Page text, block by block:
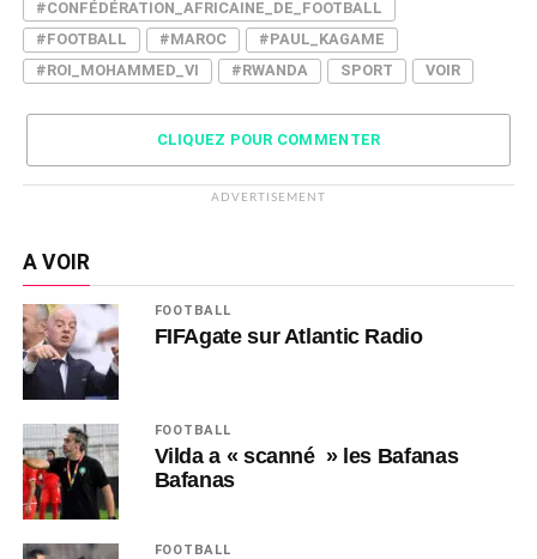
#CONFÉDÉRATION_AFRICAINE_DE_FOOTBALL
#FOOTBALL
#MAROC
#PAUL_KAGAME
#ROI_MOHAMMED_VI
#RWANDA SPORT VOIR
CLIQUEZ POUR COMMENTER
ADVERTISEMENT
A VOIR
FOOTBALL
FIFAgate sur Atlantic Radio
FOOTBALL
Vilda a « scanné » les Bafanas
Bafanas
FOOTBALL